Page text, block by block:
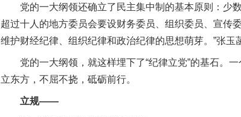
党的一大纲领还确立了民主集中制的基本原则：少数
超过十人的地方委员会要设财务委员、组织委员、宣传
维护财经纪律、组织纪律和政治纪律的思想萌芽。”张玉
党的一大纲领，就这样埋下了“纪律立党”的基石。一
立东方，不屈不挠，砥砺前行。
立规——